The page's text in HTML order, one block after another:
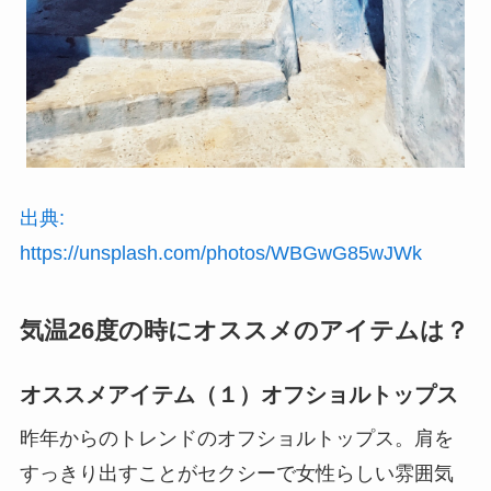
出典:
https://unsplash.com/photos/WBGwG85wJWk
気温26度の時にオススメのアイテムは？
オススメアイテム（１）オフショルトップス
昨年からのトレンドのオフショルトップス。肩を
すっきり出すことがセクシーで女性らしい雰囲気